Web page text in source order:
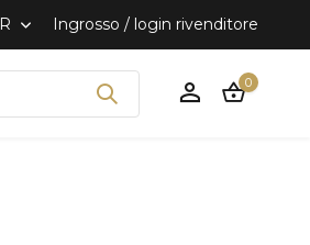
Ingrosso / login rivenditore
0